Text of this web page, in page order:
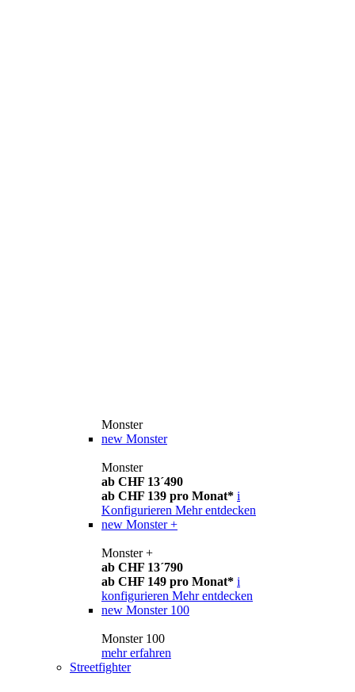
Monster
new Monster
Monster
ab CHF 13´490
ab CHF 139 pro Monat* i
Konfigurieren Mehr entdecken
new Monster +
Monster +
ab CHF 13´790
ab CHF 149 pro Monat* i
konfigurieren Mehr entdecken
new Monster 100
Monster 100
mehr erfahren
Streetfighter